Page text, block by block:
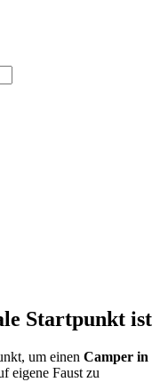
Startpunkt ist
um einen Camper in
eigene Faust zu